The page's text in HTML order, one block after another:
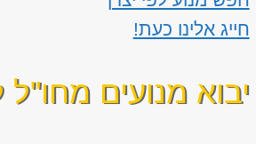
חייג אלינו כעת!
יבוא מנועים